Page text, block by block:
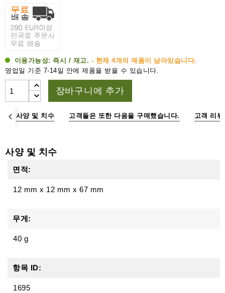
도
계
기
타
가
서
이용가능성: 즉시 / 재고. - 현재 4개의 제품이 남아있습니다.
영업일 기준 7-14일 안에 제품을 받을 수 있습니다.
장바구니에 추가
사양 및 치수 고객들은 또한 다음을 구매했습니다. 고객 리뷰
사양 및 치수
면적:
12 mm x 12 mm x 67 mm
무게:
40 g
항목 ID:
1695